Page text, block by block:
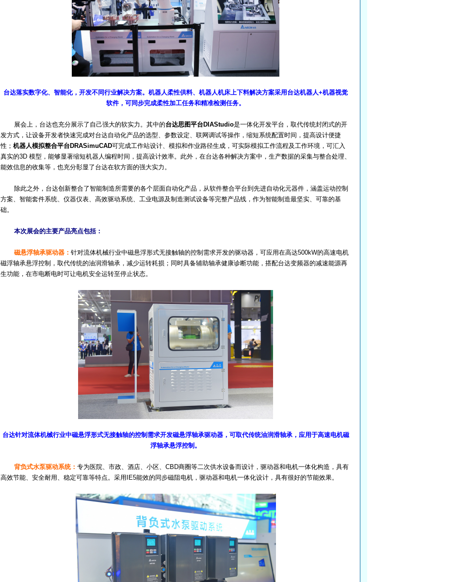
台达落实数字化、智能化，开发不同行业解决方案。机器人柔性供料、机器人机床上下料解决方案采用台达机器人+机器视觉
软件，可同步完成柔性加工任务和精准检测任务。
展会上，台达也充分展示了自己强大的软实力。其中的台达思图平台DIAStudio是一体化开发平台，取代传统封闭式的开
发方式，让设备开发者快速完成对台达自动化产品的选型、参数设定、联网调试等操作，缩短系统配置时间，提高设计便捷
性； 机器人模拟整合平台DRASimuCAD可完成工作站设计、模拟和作业路径生成，可实际模拟工作流程及工作环境，可汇入
真实的3D 模型，能够显著缩短机器人编程时间，提高设计效率。此外，在台达各种解决方案中，生产数据的采集与整合处理、
能效信息的收集等，也充分彰显了台达在软方面的强大实力。
除此之外，台达创新整合了智能制造所需要的各个层面自动化产品，从软件整合平台到先进自动化元器件，涵盖运动控制
方案、智能套件系统、仪器仪表、高效驱动系统、工业电源及制造测试设备等完整产品线，作为智能制造最坚实、可靠的基
础。
本次展会的主要产品亮点包括：
磁悬浮轴承驱动器： 针对流体机械行业中磁悬浮形式无接触轴的控制需求开发的驱动器，可应用在高达500kW的高速电机
磁浮轴承悬浮控制，取代传统的油润滑轴承，减少运转耗损；同时具备辅助轴承健康诊断功能，搭配台达变频器的减速能源再
生功能，在市电断电时可让电机安全运转至停止状态。
台达针对流体机械行业中磁悬浮形式无接触轴的控制需求开发磁悬浮轴承驱动器，可取代传统油润滑轴承，应用于高速电机磁
浮轴承悬浮控制。
背负式水泵驱动系统： 专为医院、市政、酒店、小区、CBD商圈等二次供水设备而设计，驱动器和电机一体化构造，具有
高效节能、安全耐用、稳定可靠等特点。采用IE5能效的同步磁阻电机，驱动器和电机一体化设计，具有很好的节能效果。